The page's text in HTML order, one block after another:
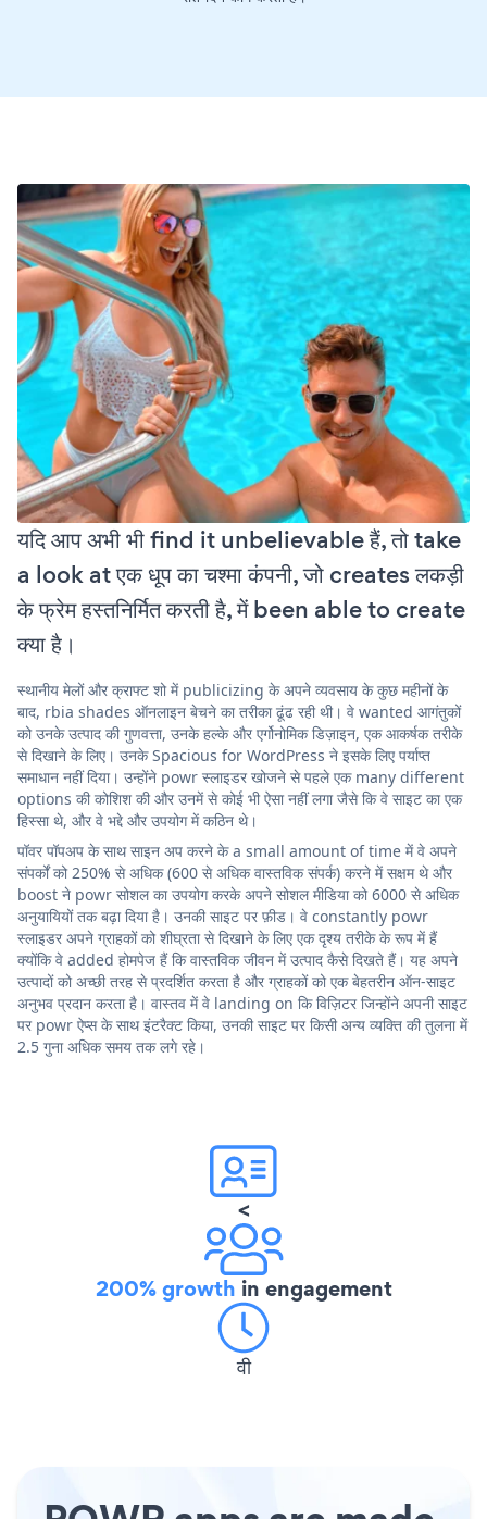
यदि आप अभी भी find it unbelievable हैं, तो take
a look at एक धूप का चश्मा कंपनी, जो creates लकड़ी
के फ्रेम हस्तनिर्मित करती है, में been able to create
क्या है।
स्थानीय मेलों और क्राफ्ट शो में publicizing के अपने व्यवसाय के कुछ महीनों के
बाद, rbia shades ऑनलाइन बेचने का तरीका ढूंढ रही थी। वे wanted आगंतुकों
को उनके उत्पाद की गुणवत्ता, उनके हल्के और एर्गोनोमिक डिज़ाइन, एक आकर्षक तरीके
से दिखाने के लिए। उनके Spacious for WordPress ने इसके लिए पर्याप्त
समाधान नहीं दिया। उन्होंने powr स्लाइडर खोजने से पहले एक many different
options की कोशिश की और उनमें से कोई भी ऐसा नहीं लगा जैसे कि वे साइट का एक
हिस्सा थे, और वे भद्दे और उपयोग में कठिन थे।
पॉवर पॉपअप के साथ साइन अप करने के a small amount of time में वे अपने
संपर्कों को 250% से अधिक (600 से अधिक वास्तविक संपर्क) करने में सक्षम थे और
boost ने powr सोशल का उपयोग करके अपने सोशल मीडिया को 6000 से अधिक
अनुयायियों तक बढ़ा दिया है। उनकी साइट पर फ़ीड। वे constantly powr
स्लाइडर अपने ग्राहकों को शीघ्रता से दिखाने के लिए एक दृश्य तरीके के रूप में हैं
क्योंकि वे added होमपेज हैं कि वास्तविक जीवन में उत्पाद कैसे दिखते हैं। यह अपने
उत्पादों को अच्छी तरह से प्रदर्शित करता है और ग्राहकों को एक बेहतरीन ऑन-साइट
अनुभव प्रदान करता है। वास्तव में वे landing on कि विज़िटर जिन्होंने अपनी साइट
पर powr ऐप्स के साथ इंटरैक्ट किया, उनकी साइट पर किसी अन्य व्यक्ति की तुलना में
2.5 गुना अधिक समय तक लगे रहे।
<
200% growth in engagement
वी